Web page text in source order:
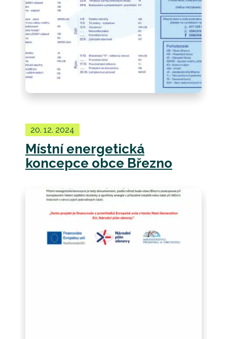
20. 12. 2024
Místní energetická
koncepce obce Březno